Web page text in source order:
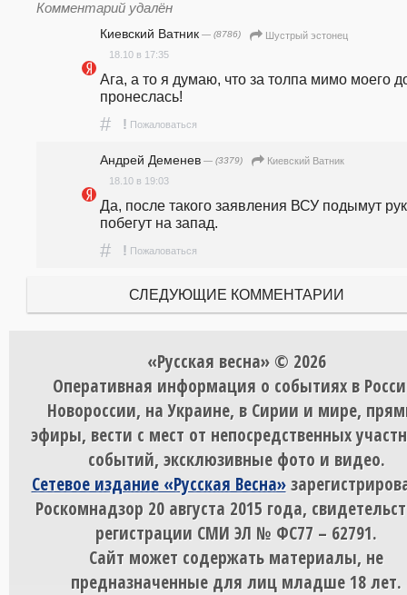
Комментарий удалён
Киевский Ватник — (8786)
Шустрый эстонец
18.10 в 17:35
Ага, а то я думаю, что за толпа мимо моего
пронеслась!
# ! Пожаловаться
Андрей Деменев — (3379)
Киевский Ватник
18.10 в 19:03
Да, после такого заявления ВСУ подымут
побегут на запад.
# ! Пожаловаться
СЛЕДУЮЩИЕ КОММЕНТАРИИ
«Русская весна» © 2026
Оперативная информация о событиях в
Новороссии, на Украине, в Сирии и мире,
эфиры, вести с мест от непосредственных
событий, эксклюзивные фото и видео.
Сетевое издание «Русская Весна»
Роскомнадзор 20 августа 2015 года,
регистрации СМИ ЭЛ № ФС77 – 62791.
Сайт может содержать материалы, не
предназначенные для лиц младше 18 лет.